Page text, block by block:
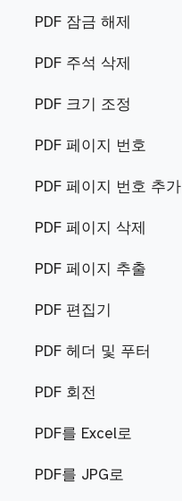
PDF 잠금 해제
PDF 주석 삭제
PDF 크기 조정
PDF 페이지 번호
PDF 페이지 번호 추가
PDF 페이지 삭제
PDF 페이지 추출
PDF 편집기
PDF 헤더 및 푸터
PDF 회전
PDF를 Excel로
PDF를 JPG로